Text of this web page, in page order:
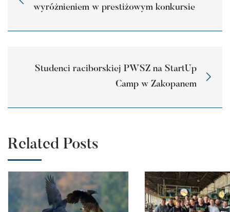
wyróżnieniem w prestiżowym konkursie
Studenci raciborskiej PWSZ na StartUp
Camp w Zakopanem
Related Posts